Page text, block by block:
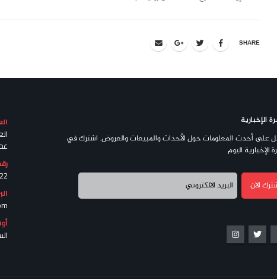
SHARE
الإخبارية
على أحدث المعلومات حول الأحداث والمبيعات والعروض. اشترك في
الإخبارية اليوم